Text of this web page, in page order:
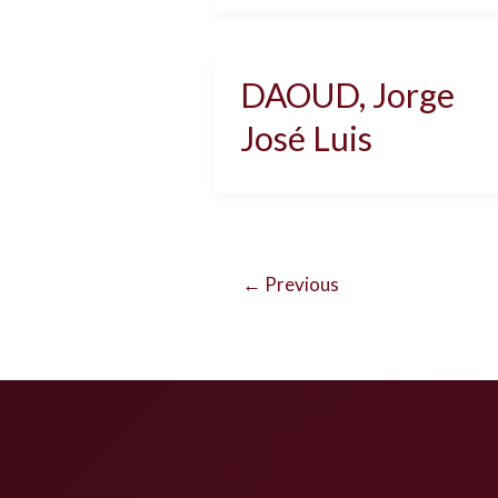
DAOUD, Jorge
José Luis
← Previous